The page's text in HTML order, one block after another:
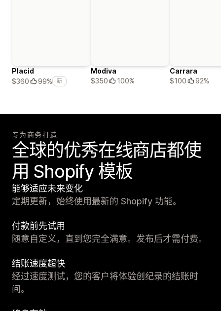
Placid
$360
99% 新
Modiva
$350
100%
Carrara
$100
92%
专为商务打造
全球的优秀在线商店都使
用 Shopify 模板
能够适应未来变化
定期更新，始终使用最新的 Shopify 功能。
付款前先试用
随意自定义，直到您完全满意。发布后才需付费。
结账速度超快
经过速度测试，您的客户将体验创纪录的结账时
间。